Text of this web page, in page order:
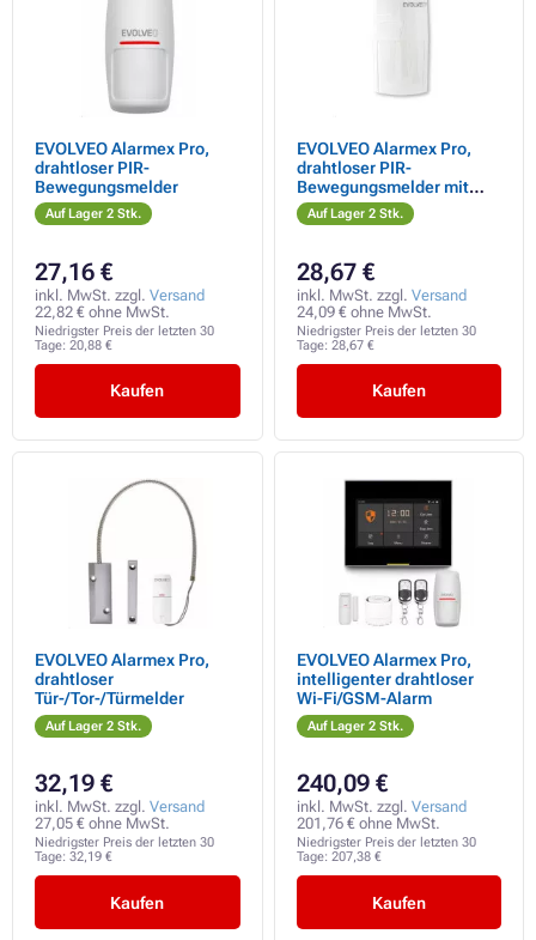
EVOLVEO Alarmex Pro,
drahtloser PIR-
Bewegungsmelder
Auf Lager 2 Stk.
27,16 €
inkl. MwSt. zzgl. Versand
22,82 € ohne MwSt.
Niedrigster Preis der letzten 30
Tage: 20,88 €
Kaufen
EVOLVEO Alarmex Pro,
drahtloser PIR-
Bewegungsmelder mit
Immunität gegenüber
Kleintierbewegungen
Auf Lager 2 Stk.
28,67 €
inkl. MwSt. zzgl. Versand
24,09 € ohne MwSt.
Niedrigster Preis der letzten 30
Tage: 28,67 €
Kaufen
EVOLVEO Alarmex Pro,
drahtloser
Tür-/Tor-/Türmelder
Auf Lager 2 Stk.
32,19 €
inkl. MwSt. zzgl. Versand
27,05 € ohne MwSt.
Niedrigster Preis der letzten 30
Tage: 32,19 €
Kaufen
EVOLVEO Alarmex Pro,
intelligenter drahtloser
Wi-Fi/GSM-Alarm
Auf Lager 2 Stk.
240,09 €
inkl. MwSt. zzgl. Versand
201,76 € ohne MwSt.
Niedrigster Preis der letzten 30
Tage: 207,38 €
Kaufen